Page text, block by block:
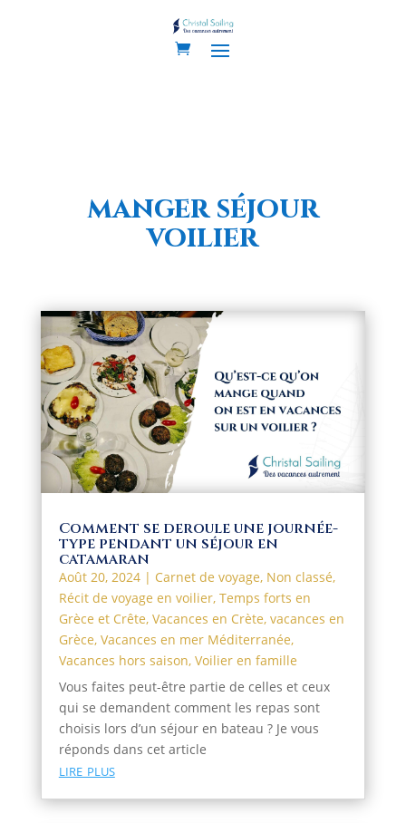
manger séjour
voilier
Comment se deroule une journée-
type pendant un séjour en
catamaran
Août 20, 2024| Carnet de voyage, Non classé,
Récit de voyage en voilier, Temps forts en
Grèce et Crête, Vacances en Crète, vacances en
Grèce, Vacances en mer Méditerranée,
Vacances hors saison, Voilier en famille
Vous faites peut-être partie de celles et ceux
qui se demandent comment les repas sont
choisis lors d’un séjour en bateau ? Je vous
réponds dans cet article
lire plus